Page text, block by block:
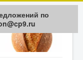
по